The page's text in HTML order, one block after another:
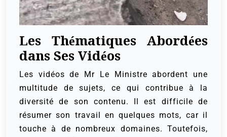
Les Thématiques Abordées
dans Ses Vidéos
Les vidéos de Mr Le Ministre abordent une
multitude de sujets, ce qui contribue à la
diversité de son contenu. Il est difficile de
résumer son travail en quelques mots, car il
touche à de nombreux domaines. Toutefois,